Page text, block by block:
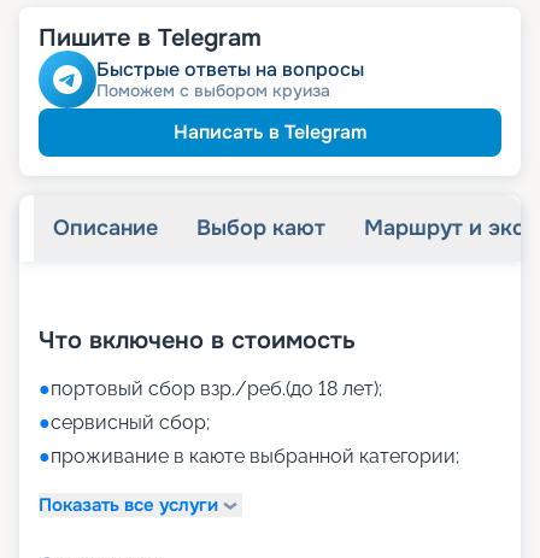
Пишите в Telegram
Быстрые ответы на вопросы
Поможем с выбором круиза
Написать в Telegram
Описание Выбор кают Маршрут и
Что включено в стоимость
●портовый сбор взр./реб.(до 18 лет);
●сервисный сбор;
●проживание в каюте выбранной категории;
Показать все услуги